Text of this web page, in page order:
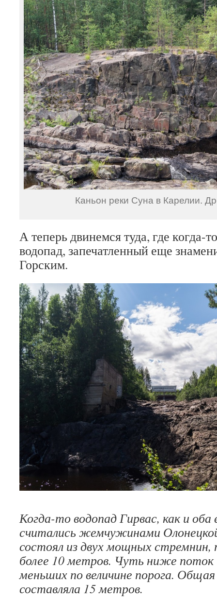
Каньон реки Суна в Карелии.
А теперь двинемся туда, где когда-
водопад, запечатленный еще
Горским.
Когда-то водопад Гирвас, как и оба
считались жемчужинами
состоял из двух мощных
более 10 метров. Чуть ниже поток
меньших по величине порога.
составляла 15 метров.